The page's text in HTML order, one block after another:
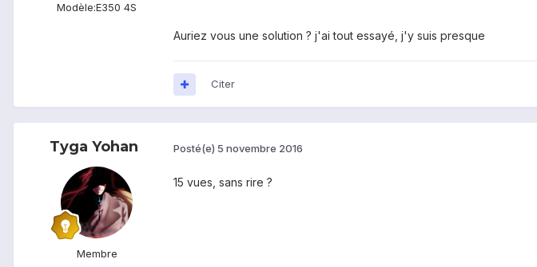
Modèle:E350 4S
Auriez vous une solution ? j'ai tout essayé, j'y suis presque
Citer
Tyga Yohan
Membre
Posté(e) 5 novembre 2016
15 vues, sans rire ?